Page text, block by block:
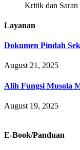
Kritik dan Saran
Layanan
Dokumen Pindah
August 21, 2025
Alih Fungsi Musola
August 19, 2025
E-Book/Panduan